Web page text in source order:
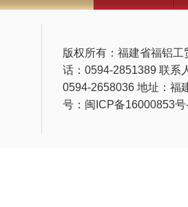
版权所有：福建省福铝
话：0594-2851389 联系
0594-2658036 地址：福
号：闽ICP备16000853号